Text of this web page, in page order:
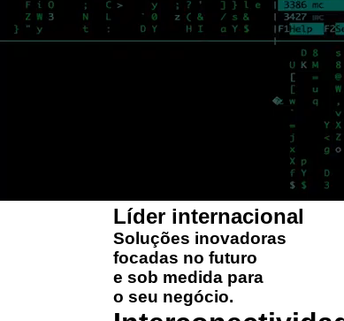
Líder internacional
Soluções inovadoras
focadas no futuro
e sob medida para
o seu negócio.